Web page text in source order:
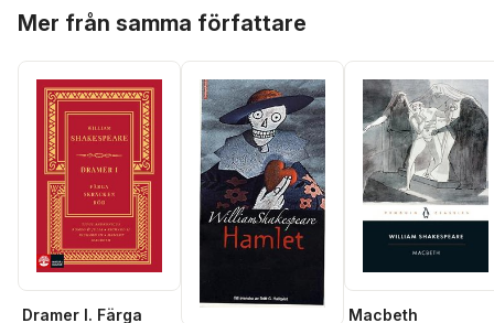
Mer från samma författare
Dramer I. Färga
Macbeth